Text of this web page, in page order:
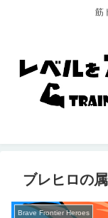
筋
ブレヒロの
Brave Frontier Heroes